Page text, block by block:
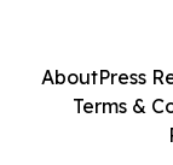
AboutPress
Terms &